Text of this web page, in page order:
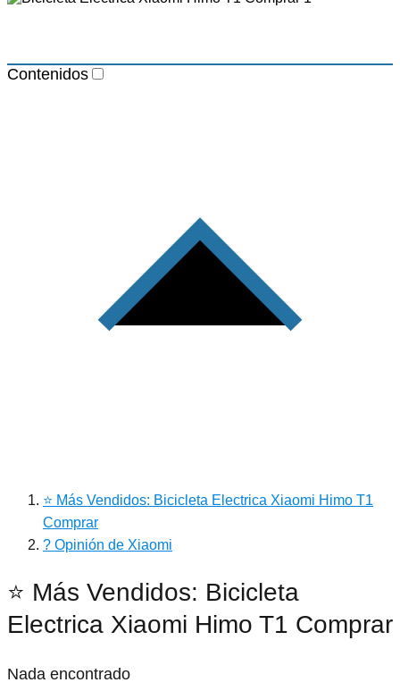
Contenidos
⭐ Más Vendidos: Bicicleta Electrica Xiaomi Himo T1
Comprar
? Opinión de Xiaomi
⭐ Más Vendidos: Bicicleta
Electrica Xiaomi Himo T1 Comprar
Nada encontrado